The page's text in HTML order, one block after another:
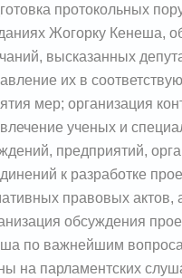
протокольных
Жогорку Кенеша,
высказанных
их в
мер; организация
ученых и
предприятий,
к разработке
правовых актов,
обсуждения
по важнейшим
на парламентских